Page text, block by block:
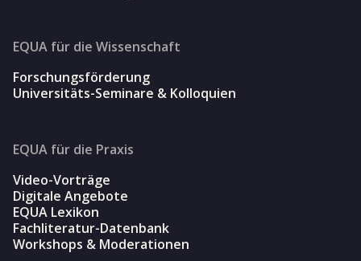
EQUA für die Wissenschaft
Forschungsförderung
Universitäts-Seminare & Kolloquien
EQUA für die Praxis
Video-Vorträge
Digitale Angebote
EQUA Lexikon
Fachliteratur-Datenbank
Workshops & Moderationen